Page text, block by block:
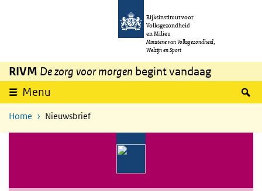
Overslaan en naar de inhoud gaan
Rijksinstituut voor
Volksgezondheid
en Milieu
Ministerie van Volksgezondheid,
Welzijn en Sport
RIVM De zorg voor morgen begint vandaag
Menu
Home Nieuwsbrief